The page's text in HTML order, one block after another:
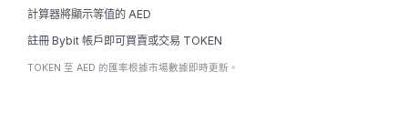
計算器將顯示等值的 AED
註冊 Bybit 帳戶即可買賣或交易 TOKEN
TOKEN 至 AED 的匯率根據市場數據即時更新。